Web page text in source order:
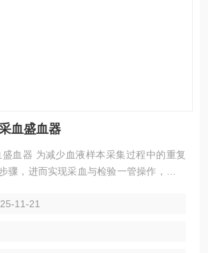
血盛血器
血器 为减少血液样本采集过程中的重复
骤，进而实现采血与检验一管操作，它以
11-21